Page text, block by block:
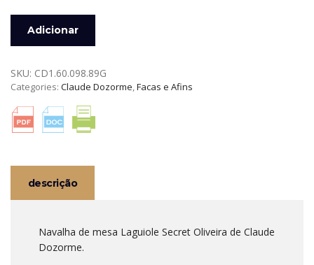
NAVALHA
SECRET
OLIVEIRA
CLAUDE
DOZORME
Adicionar
SKU: CD1.60.098.89G
Categories: Claude Dozorme,Facas e Afins
descrição
Navalha de mesa Laguiole Secret Oliveira de Claude
Dozorme.